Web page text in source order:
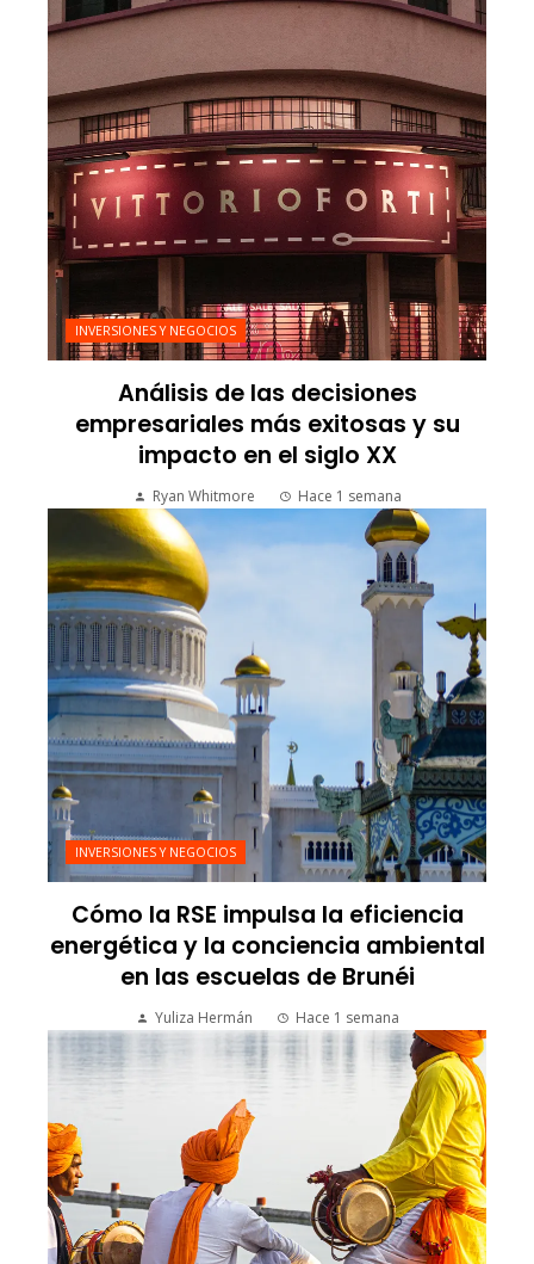
INVERSIONES Y NEGOCIOS
Análisis de las decisiones
empresariales más exitosas y su
impacto en el siglo XX
Ryan Whitmore Hace 1 semana
INVERSIONES Y NEGOCIOS
Cómo la RSE impulsa la eficiencia
energética y la conciencia ambiental
en las escuelas de Brunéi
Yuliza Hermán Hace 1 semana